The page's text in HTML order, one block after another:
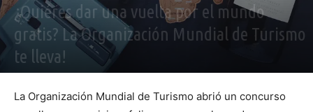
¿Quiéres dar una vuelta por el mundo
gratis? La Organización Mundial de Turismo
te lleva!
La Organización Mundial de Turismo abrió un concurso